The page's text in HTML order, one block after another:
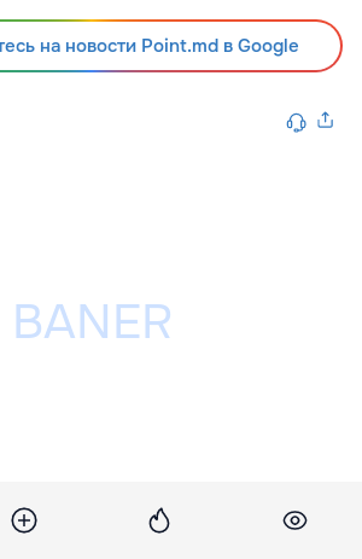
на новости Point.md в Google